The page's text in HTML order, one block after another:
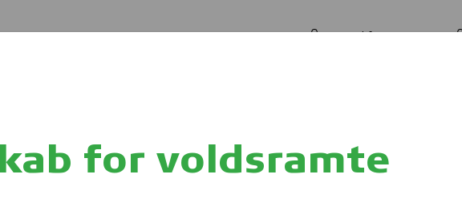
Log ind for ansøgere
for voldsramte